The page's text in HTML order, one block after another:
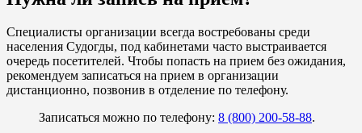
Специалисты организации всегда востребованы среди
населения Судогды, под кабинетами часто выстраивается
очередь посетителей. Чтобы попасть на прием без ожидания,
рекомендуем записаться на прием в организации
дистанционно, позвонив в отделение по телефону.
Записаться можно по телефону: 8 (800) 200-58-88.